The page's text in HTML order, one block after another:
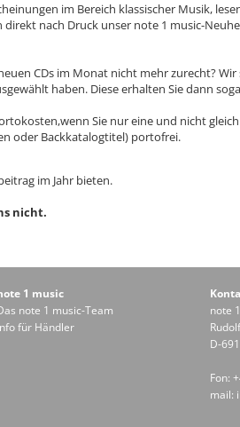
im Bereich klassischer Musik,
nach Druck unser note 1 music-
CDs im Monat nicht mehr zurecht?
haben. Diese erhalten Sie dann
Sie nur eine und nicht
oder Backkatalogtitel) portofrei.
im Jahr bieten.
nicht.
1 music
note 1 music-Team
für Händler
note
D-
Fon:
mail: